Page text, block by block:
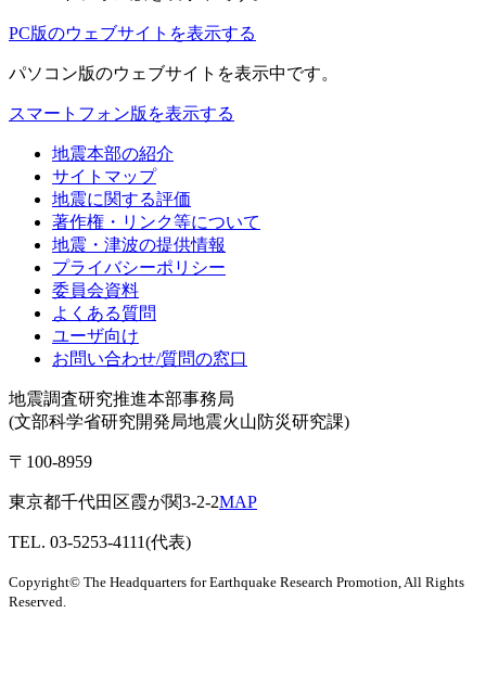
PC版のウェブサイトを表示する
パソコン版のウェブサイトを表示中です。
スマートフォン版を表示する
地震本部の紹介
サイトマップ
地震に関する評価
著作権・リンク等について
地震・津波の提供情報
プライバシーポリシー
委員会資料
よくある質問
ユーザ向け
お問い合わせ/質問の窓口
地震調査研究推進本部事務局
(文部科学省研究開発局地震火山防災研究課)
〒100-8959
東京都千代田区霞が関3-2-2MAP
TEL. 03-5253-4111(代表)
Copyright© The Headquarters for Earthquake Research Promotion, All Rights
Reserved.